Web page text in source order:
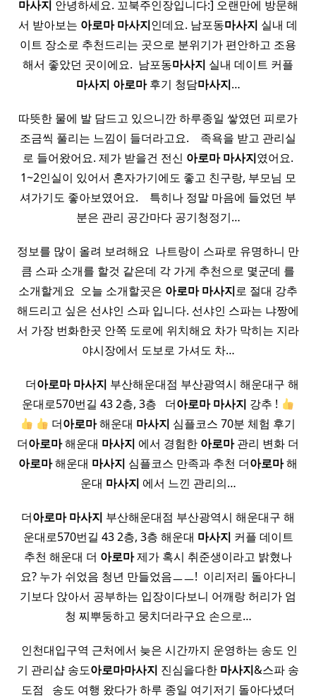
마사지 안녕하세요. 꼬북주인장입니다:] 오랜만에 방문해
서 받아보는 아로마 마사지인데요. 남포동마사지 실내 데
이트 장소로 추천드리는 곳으로 분위기가 편안하고 조용
해서 좋았던 곳이에요. ​ 남포동마사지 실내 데이트 커플
마사지 아로마후기 청담마사지…
따뜻한 물에 발 담드고 있으니깐 하루종일 쌓였던 피로가
조금씩 풀리는 느낌이 들더라고요. ​ ​ ​ 족욕을 받고 관리실
로 들어왔어요. 제가 받을건 전신 아로마 마사지였어요.
1~2인실이 있어서 혼자가기에도 좋고 친구랑, 부모님 모
셔가기도 좋아보였어요. ​ ​ ​ 특히나 정말 마음에 들었던 부
분은 관리 공간마다 공기청정기…
정보를 많이 올려 보려해요 ​ 나트랑이 스파로 유명하니 만
큼 스파 소개를 할것 같은데 각 가게 추천으로 몇군데 를
소개할게요 ​ 오늘 소개할곳은 아로마 마사지로 절대 강추
해드리고 싶은 선샤인 스파 입니다. 선샤인 스파는 냐짱에
서 가장 번화한곳 안쪽 도로에 위치해요 차가 막히는 지라
야시장에서 도보로 가셔도 차…
​ ​ ​ 더아로마 마사지 부산해운대점 부산광역시 해운대구 해
운대로570번길 43 2층, 3층 ​ ​ 더아로마 마사지 강추 !
더아로마해운대 마사지 심플코스 70분 체험 후기
더아로마해운대 마사지 에서 경험한 아로마관리 변화 더
아로마해운대 마사지 심플코스 만족과 추천 더아로마해
운대 마사지 에서 느낀 관리의…
더아로마 마사지 부산해운대점 부산광역시 해운대구 해
운대로570번길 43 2층, 3층 해운대 마사지 커플 데이트
추천 해운대 더 아로마제가 혹시 취준생이라고 밝혔나
요? 누가 쉬었음 청년 만들었음ㅡㅡ! ​ 이리저리 돌아다니
기보다 앉아서 공부하는 입장이다보니 어깨랑 허리가 엄
청 찌뿌둥하고 뭉치더라구요 손으로…
​ 인천대입구역 근처에서 늦은 시간까지 운영하는 송도 인
기 관리샵 송도아로마마사지 진심을다한 마사지&스파 송
도점​ ​ ​ 송도 여행 왔다가 하루 종일 여기저기 돌아다녔더